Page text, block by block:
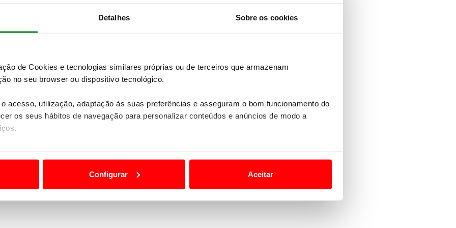
Detalhes Sobre os cookies
de Cookies e tecnologias similares próprias ou de terceiros que armazenam
no seu browser ou dispositivo tecnológico.
acesso, utilização, adaptação às suas preferências e asseguram o bom funcionamento do
os seus hábitos de navegação para personalizar conteúdos e anúncios de modo a
a sua experiência digital, personalizar conteúdos e anúncios, para lhe proporcionar
bem como para analisar dados de navegação no nosso website.
Configurar Aceitar
Golf Resort) - Dia 23
2, dia 16, Aroeira Pines Classic)
(Fase 1, dia 3, Amarante)
(Oeiras, dia 25)
Pines Classic) - Dia 20
Pines Classic) - Dia 19
Sports Club, dia 10)
(Jamor, dia 4)